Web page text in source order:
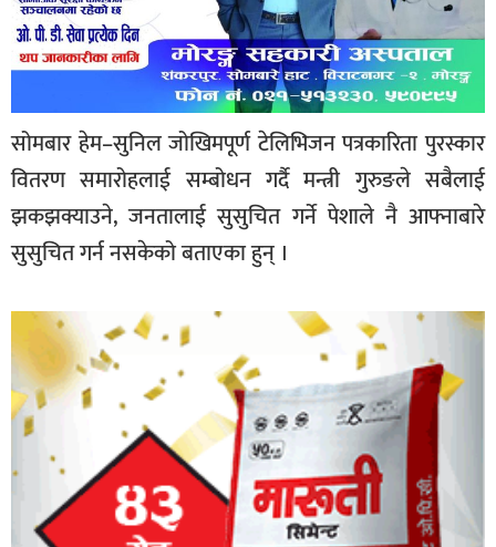
सोमबार हेम–सुनिल जोखिमपूर्ण टेलिभिजन पत्रकारिता पुरस्कार
वितरण समारोहलाई सम्बोधन गर्दै मन्त्री गुरुङले सबैलाई
झकझक्याउने, जनतालाई सुसुचित गर्ने पेशाले नै आफ्नाबारे
सुसुचित गर्न नसकेको बताएका हुन् ।